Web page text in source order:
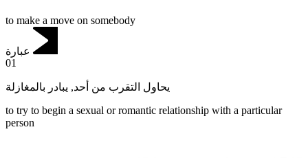
to make a move on somebody
عبارة
01
يحاول التقرب من أحد, يبادر بالمغازلة
to try to begin a sexual or romantic relationship with a particular
person